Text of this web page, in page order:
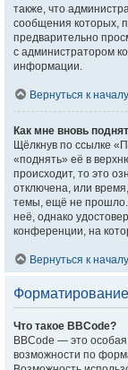
также, что
сообщения которых,
предварительно
с администратором
информации.
Вернуться к началу
Как мне вновь
Щёлкнув по ссылке
«поднять» её в
происходит, то это
отключена, или
темы, ещё не прошло.
неё, однако
конференции, на
Вернуться к началу
Что такое BBCode?
BBCode — это
возможности по